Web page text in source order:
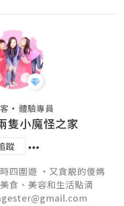
・ 體驗專員
隻小魔怪之家
蹤
四圍遊 ‧又貪靚的儍媽
食、美容和生活點滴